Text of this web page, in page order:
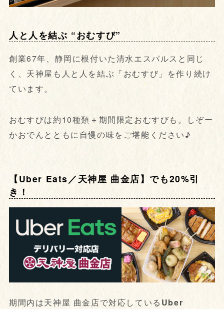
人と人を結ぶ “おむすび”
創業67年、静岡に根付いた清水エスパルスと同じ
く、天神屋も人と人を結ぶ「おむすび」を作り続け
ています。
おむすびは約10種類＋期間限定おむすびも。しぞー
かおでんとともに自慢の味をご堪能ください♪
【Uber Eats／天神屋 曲金店】でも20%引
き！
期間内は天神屋 曲金店で対応している Uber